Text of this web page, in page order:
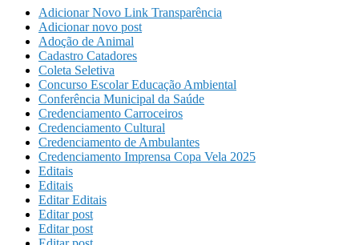
Adicionar Novo Link Transparência
Adicionar novo post
Adoção de Animal
Cadastro Catadores
Coleta Seletiva
Concurso Escolar Educação Ambiental
Conferência Municipal da Saúde
Credenciamento Carroceiros
Credenciamento Cultural
Credenciamento de Ambulantes
Credenciamento Imprensa Copa Vela 2025
Editais
Editais
Editar Editais
Editar post
Editar post